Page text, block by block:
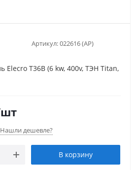
Артикул:022616 (AP)
Elecro T36B (6 kw, 400v, ТЭН Titan,
Нашли дешевле?
В корзину